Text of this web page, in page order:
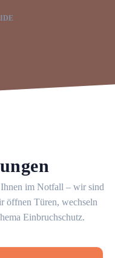
im Notfall – wir sind
öffnen Türen, wechseln
Einbruchschutz.